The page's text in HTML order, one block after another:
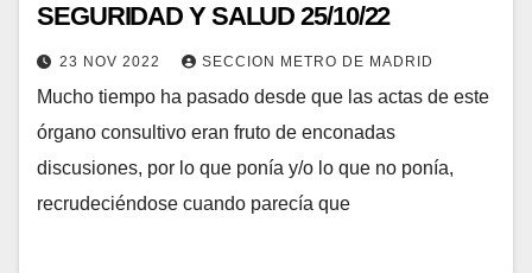
SEGURIDAD Y SALUD 25/10/22
23 NOV 2022 SECCION METRO DE MADRID
Mucho tiempo ha pasado desde que las actas de este
órgano consultivo eran fruto de enconadas
discusiones, por lo que ponía y/o lo que no ponía,
recrudeciéndose cuando parecía que